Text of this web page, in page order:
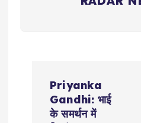
Priyanka
Gandhi: भाई
के समर्थन में